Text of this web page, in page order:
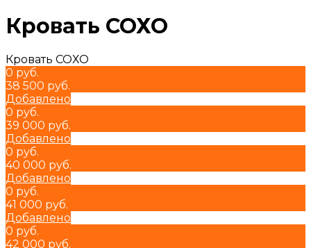
Кровать СОХО
Кровать СОХО
0 руб.
38 500 руб.
Добавлено
0 руб.
39 000 руб.
Добавлено
0 руб.
40 000 руб.
Добавлено
0 руб.
41 000 руб.
Добавлено
0 руб.
42 000 руб.